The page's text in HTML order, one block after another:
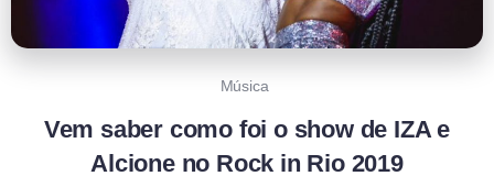
Música
Vem saber como foi o show de IZA e
Alcione no Rock in Rio 2019